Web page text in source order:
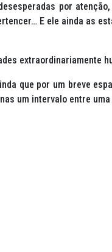
por
E ele ainda as
extraordinariamente
que por um breve
um intervalo entre